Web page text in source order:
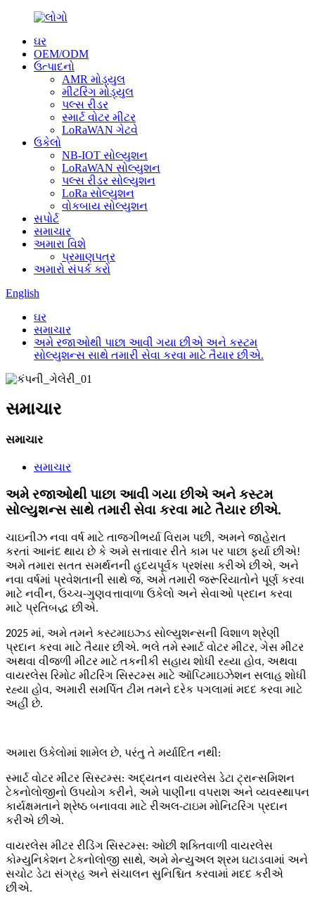
ઘર
OEM/ODM
ઉત્પાદનો
AMR મોડ્યુલ
મીટરિંગ મોડ્યુલ
પલ્સ રીડર
સ્માર્ટ વોટર મીટર
LoRaWAN ગેટવે
ઉકેલો
NB-IOT સોલ્યુશન
LoRaWAN સોલ્યુશન
પલ્સ રીડર સોલ્યુશન
LoRa સોલ્યુશન
વોકબાય સોલ્યુશન
સપોર્ટ
સમાચાર
અમારા વિશે
પ્રમાણપત્ર
અમારો સંપર્ક કરો
English
ઘર
સમાચાર
અમે રજાઓથી પાછા આવી ગયા છીએ અને કસ્ટમ
સોલ્યુશન્સ સાથે તમારી સેવા કરવા માટે તૈયાર છીએ.
સમાચાર
સમાચાર
સમાચાર
અમે રજાઓથી પાછા આવી ગયા છીએ અને કસ્ટમ
સોલ્યુશન્સ સાથે તમારી સેવા કરવા માટે તૈયાર છીએ.
ચાઇનીઝ નવા વર્ષ માટે તાજગીભર્યા વિરામ પછી, અમને જાહેરાત
કરતાં આનંદ થાય છે કે અમે સત્તાવાર રીતે કામ પર પાછા ફર્યા છીએ!
અમે તમારા સતત સમર્થનની હૃદયપૂર્વક પ્રશંસા કરીએ છીએ, અને
નવા વર્ષમાં પ્રવેશતાની સાથે જ, અમે તમારી જરૂરિયાતોને પૂર્ણ કરવા
માટે નવીન, ઉચ્ચ-ગુણવત્તાવાળા ઉકેલો અને સેવાઓ પ્રદાન કરવા
માટે પ્રતિબદ્ધ છીએ.
2025 માં, અમે તમને કસ્ટમાઇઝ્ડ સોલ્યુશન્સની વિશાળ શ્રેણી
પ્રદાન કરવા માટે તૈયાર છીએ. ભલે તમે સ્માર્ટ વોટર મીટર, ગેસ મીટર
અથવા વીજળી મીટર માટે તકનીકી સહાય શોધી રહ્યા હોવ, અથવા
વાયરલેસ રિમોટ મીટરિંગ સિસ્ટમ્સ માટે ઑપ્ટિમાઇઝેશન સલાહ શોધી
રહ્યા હોવ, અમારી સમર્પિત ટીમ તમને દરેક પગલામાં મદદ કરવા માટે
અહીં છે.
અમારા ઉકેલોમાં શામેલ છે, પરંતુ તે મર્યાદિત નથી:
સ્માર્ટ વોટર મીટર સિસ્ટમ્સ: અદ્યતન વાયરલેસ ડેટા ટ્રાન્સમિશન
ટેકનોલોજીનો ઉપયોગ કરીને, અમે પાણીના વપરાશ અને વ્યવસ્થાપન
કાર્યક્ષમતાને શ્રેષ્ઠ બનાવવા માટે રીઅલ-ટાઇમ મોનિટરિંગ પ્રદાન
કરીએ છીએ.
વાયરલેસ મીટર રીડિંગ સિસ્ટમ્સ: ઓછી શક્તિવાળી વાયરલેસ
કોમ્યુનિકેશન ટેકનોલોજી સાથે, અમે મેન્યુઅલ શ્રમ ઘટાડવામાં અને
સચોટ ડેટા સંગ્રહ અને સંચાલન સુનિશ્ચિત કરવામાં મદદ કરીએ
છીએ.